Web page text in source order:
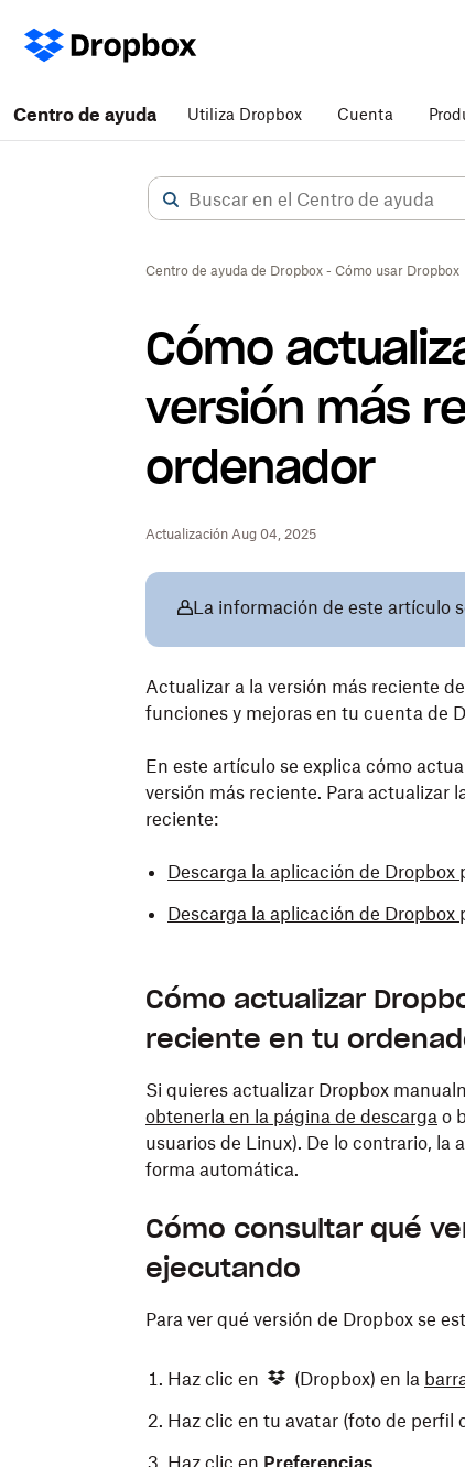
Centro de ayuda Utiliza Dropbox Cuenta
Centro de ayuda de Dropbox - Cómo usar Dropbox
Cómo
versión más
ordenador
Actualización Aug 04, 2025
La información de este artículo
Actualizar a la versión más reciente
funciones y mejoras en tu cuenta de
En este artículo se explica cómo
versión más reciente. Para actualizar
reciente:
Descarga la aplicación de Dropbox
Descarga la aplicación de Dropbox
Cómo actualizar
reciente en tu
Si quieres actualizar Dropbox
obtenerla en la página de descarga o
usuarios de Linux). De lo contrario, la
forma automática.
Cómo consultar qué
ejecutando
Para ver qué versión de Dropbox se
Haz clic en (Dropbox) en la
Haz clic en tu avatar (foto de perfil
Haz clic en Preferencias.